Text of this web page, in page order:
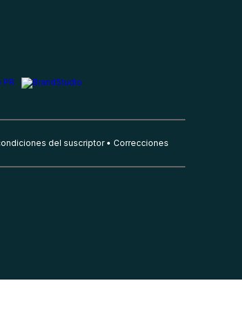
del suscriptor Correcciones